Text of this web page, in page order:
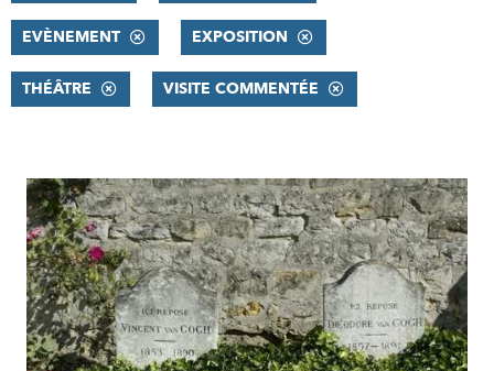
EVÈNEMENT EXPOSITION
THÉÂTRE VISITE COMMENTÉE
RÉSULTATS